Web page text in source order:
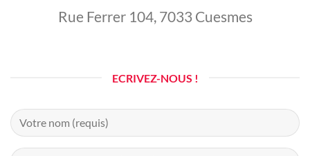
Rue Ferrer 104, 7033 Cuesmes
ECRIVEZ-NOUS !